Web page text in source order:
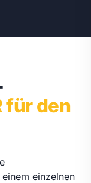
für den
einzelnen